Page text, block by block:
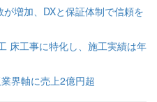
増加、DXと保証体制で信頼を
床工事に特化し、施工実績は年
界軸に売上2億円超